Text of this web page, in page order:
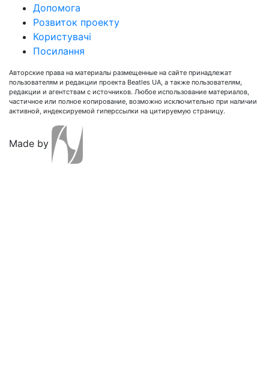
Допомога
Розвиток проекту
Користувачі
Посилання
Авторские права на материалы размещенные на сайте принадлежат
пользователям и редакции проекта Beatles UA, а также пользователям,
редакции и агентствам с источников. Любое использование материалов,
частичное или полное копирование, возможно исключительно при наличии
активной, индексируемой гиперссылки на цитируемую страницу.
Made by